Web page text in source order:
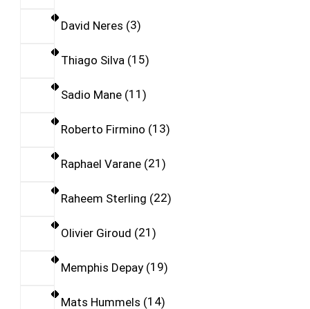
David Neres 3
Thiago Silva 15
Sadio Mane 11
Roberto Firmino 13
Raphael Varane 21
Raheem Sterling 22
Olivier Giroud 21
Memphis Depay 19
Mats Hummels 14